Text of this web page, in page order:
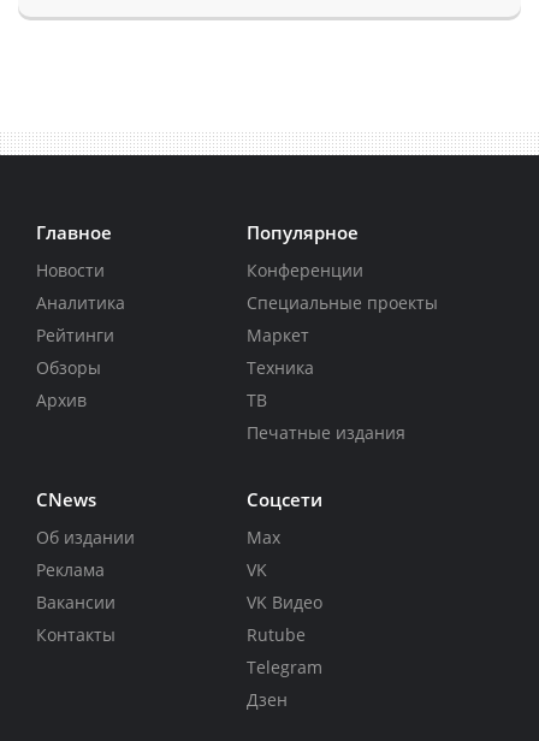
Главное
Новости
Аналитика
Рейтинги
Обзоры
Архив
Популярное
Конференции
Специальные проекты
Маркет
Техника
ТВ
Печатные издания
CNews
Об издании
Реклама
Вакансии
Контакты
Соцсети
Max
VK
VK Видео
Rutube
Telegram
Дзен